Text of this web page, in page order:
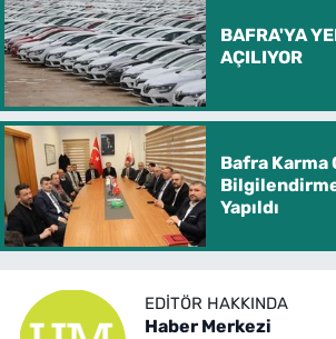
BAFRA'YA
AÇILIYOR
Bafra Karma
Yapıldı
EDITÖR HAKKINDA
Haber Merkezi